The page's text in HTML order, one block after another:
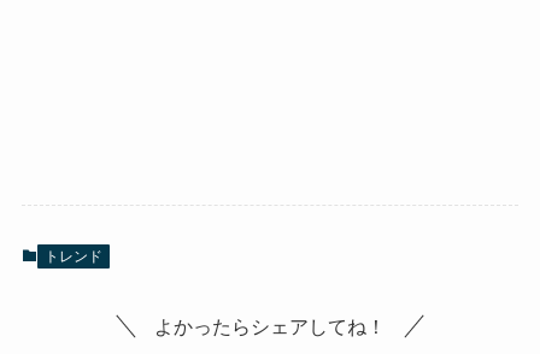
トレンド
よかったらシェアしてね！